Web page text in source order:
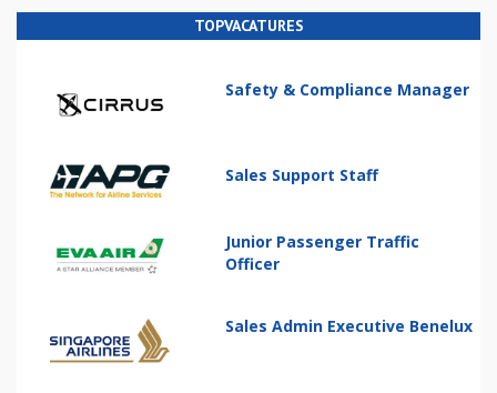
TOPVACATURES
Safety & Compliance Manager
Sales Support Staff
Junior Passenger Traffic
Officer
Sales Admin Executive Benelux